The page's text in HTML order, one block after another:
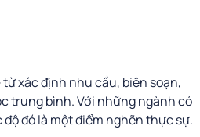
xác định nhu cầu, biên soạn,
trung bình. Với những ngành có
đó là một điểm nghẽn thực sự.